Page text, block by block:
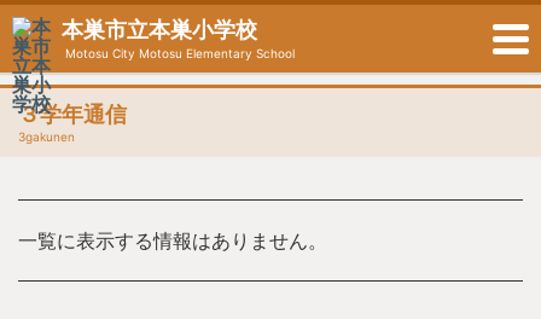
本巣市立本巣小学校
Motosu City Motosu Elementary School
３学年通信
3gakunen
一覧に表示する情報はありません。